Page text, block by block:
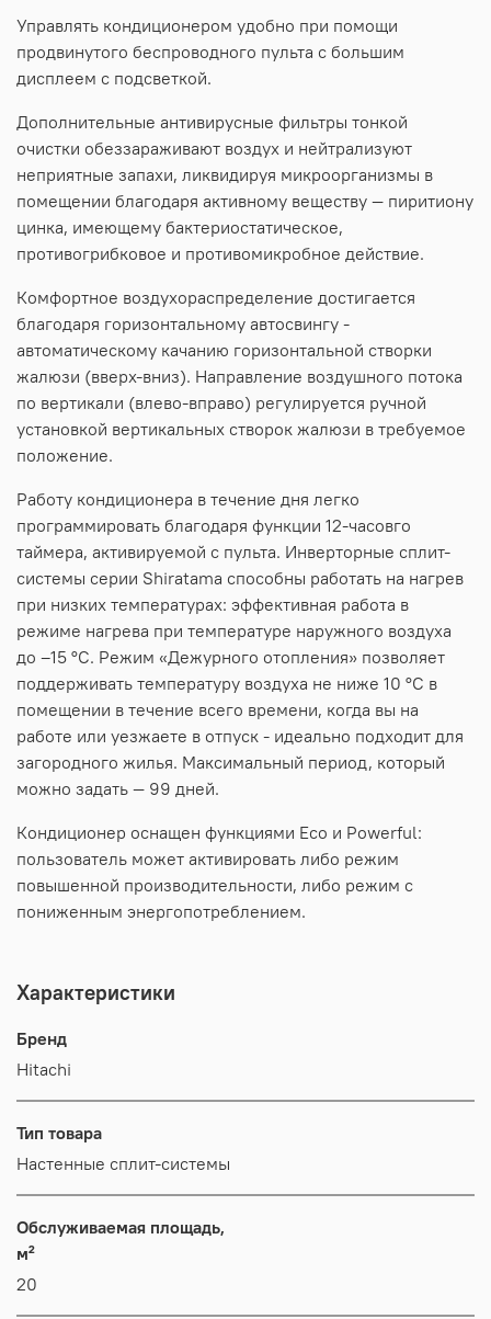
Управлять кондиционером удобно при помощи
продвинутого беспроводного пульта с большим
дисплеем с подсветкой.
Дополнительные антивирусные фильтры тонкой
очистки обеззараживают воздух и нейтрализуют
неприятные запахи, ликвидируя микроорганизмы в
помещении благодаря активному веществу — пиритиону
цинка, имеющему бактериостатическое,
противогрибковое и противомикробное действие.
Комфортное воздухораспределение достигается
благодаря горизонтальному автосвингу -
автоматическому качанию горизонтальной створки
жалюзи (вверх-вниз). Направление воздушного потока
по вертикали (влево-вправо) регулируется ручной
установкой вертикальных створок жалюзи в требуемое
положение.
Работу кондиционера в течение дня легко
программировать благодаря функции 12-часовго
таймера, активируемой с пульта. Инверторные сплит-
системы серии Shiratama способны работать на нагрев
при низких температурах: эффективная работа в
режиме нагрева при температуре наружного воздуха
до –15 °C. Режим «Дежурного отопления» позволяет
поддерживать температуру воздуха не ниже 10 °C в
помещении в течение всего времени, когда вы на
работе или уезжаете в отпуск - идеально подходит для
загородного жилья. Максимальный период, который
можно задать — 99 дней.
Кондиционер оснащен функциями Eco и Powerful:
пользователь может активировать либо режим
повышенной производительности, либо режим с
пониженным энергопотреблением.
Характеристики
Бренд
Hitachi
Тип товара
Настенные сплит-системы
Обслуживаемая площадь,
м²
20